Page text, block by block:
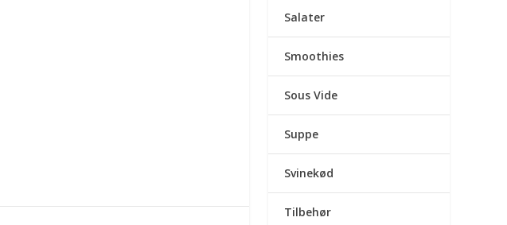
Salater
Smoothies
Sous Vide
Suppe
Svinekød
Tilbehør